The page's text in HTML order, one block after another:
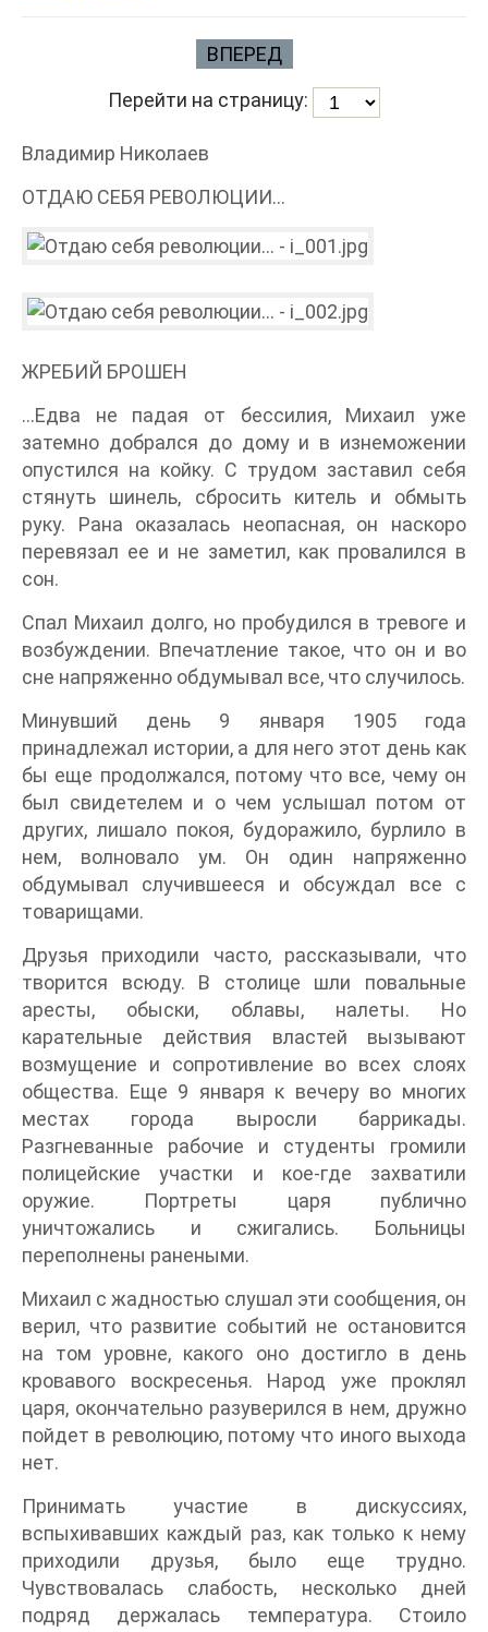
ВПЕРЕД
Перейти на страницу:
Владимир Николаев
ОТДАЮ СЕБЯ РЕВОЛЮЦИИ…
ЖРЕБИЙ БРОШЕН
…Едва не падая от бессилия, Михаил уже
затемно добрался до дому и в изнеможении
опустился на койку. С трудом заставил себя
стянуть шинель, сбросить китель и обмыть
руку. Рана оказалась неопасная, он наскоро
перевязал ее и не заметил, как провалился в
сон.
Спал Михаил долго, но пробудился в тревоге и
возбуждении. Впечатление такое, что он и во
сне напряженно обдумывал все, что случилось.
Минувший день 9 января 1905 года
принадлежал истории, а для него этот день как
бы еще продолжался, потому что все, чему он
был свидетелем и о чем услышал потом от
других, лишало покоя, будоражило, бурлило в
нем, волновало ум. Он один напряженно
обдумывал случившееся и обсуждал все с
товарищами.
Друзья приходили часто, рассказывали, что
творится всюду. В столице шли повальные
аресты, обыски, облавы, налеты. Но
карательные действия властей вызывают
возмущение и сопротивление во всех слоях
общества. Еще 9 января к вечеру во многих
местах города выросли баррикады.
Разгневанные рабочие и студенты громили
полицейские участки и кое-где захватили
оружие. Портреты царя публично
уничтожались и сжигались. Больницы
переполнены ранеными.
Михаил с жадностью слушал эти сообщения, он
верил, что развитие событий не остановится
на том уровне, какого оно достигло в день
кровавого воскресенья. Народ уже проклял
царя, окончательно разуверился в нем, дружно
пойдет в революцию, потому что иного выхода
нет.
Принимать участие в дискуссиях,
вспыхивавших каждый раз, как только к нему
приходили друзья, было еще трудно.
Чувствовалась слабость, несколько дней
подряд держалась температура. Стоило